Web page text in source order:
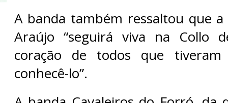
A banda também ressaltou que
Araújo “seguirá viva na Collo
coração de todos que
conhecê-lo”.